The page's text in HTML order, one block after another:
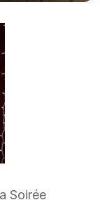
Soirée